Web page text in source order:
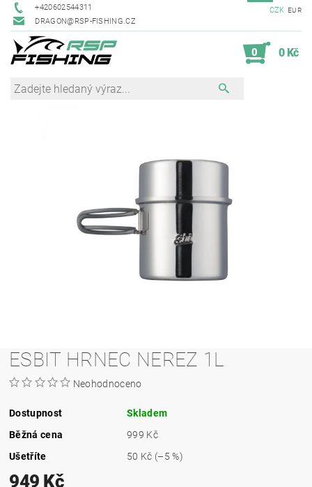
+420602544311
DRAGON@RSP-FISHING.CZ
CZK EUR
0 0 Kč
ESBIT HRNEC NEREZ 1L
Neohodnoceno
Dostupnost
Skladem
Běžná cena
999 Kč
Ušetříte
50 Kč (–5 %)
949 Kč